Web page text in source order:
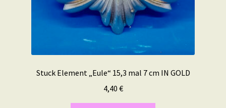
Stuck Element „Eule“ 15,3 mal 7 cm IN GOLD
4,40 €